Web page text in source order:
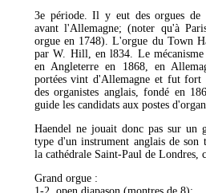
3e période. Il y eut des orgues de
avant l'Allemagne; (noter qu'à
orgue en 1748). L'orgue du Town
par W. Hill, en l834. Le
en Angleterre en 1868, en
portées vint d'Allemagne et fut
des organistes anglais, fondé en
guide les candidats aux postes
Haendel ne jouait donc pas sur un
type d'un instrument anglais de son
la cathédrale Saint-Paul de Londres,
Grand orgue :